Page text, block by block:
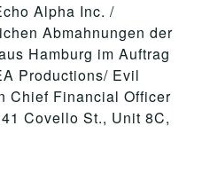
Alpha Inc. /
Abmahnungen der
Hamburg im Auftrag
Productions/ Evil
Chief Financial Officer
Covello St., Unit 8C,